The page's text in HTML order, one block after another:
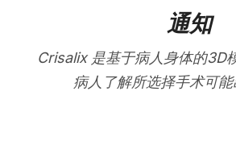
通知
Crisalix 是基于病人身体的3D
病人了解所选择手术可能